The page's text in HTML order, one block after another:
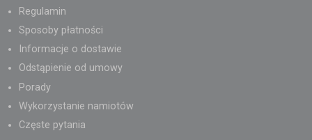
Regulamin
Sposoby płatności
Informacje o dostawie
Odstąpienie od umowy
Porady
Wykorzystanie namiotów
Częste pytania